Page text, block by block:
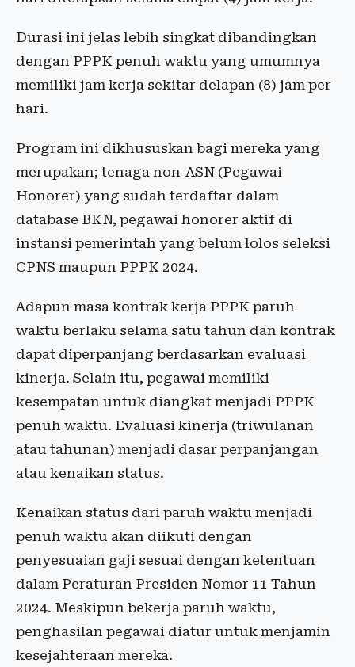
Durasi ini jelas lebih singkat dibandingkan
dengan PPPK penuh waktu yang umumnya
memiliki jam kerja sekitar delapan (8) jam per
hari.
Program ini dikhususkan bagi mereka yang
merupakan; tenaga non-ASN (Pegawai
Honorer) yang sudah terdaftar dalam
database BKN, pegawai honorer aktif di
instansi pemerintah yang belum lolos seleksi
CPNS maupun PPPK 2024.
Adapun masa kontrak kerja PPPK paruh
waktu berlaku selama satu tahun dan kontrak
dapat diperpanjang berdasarkan evaluasi
kinerja. Selain itu, pegawai memiliki
kesempatan untuk diangkat menjadi PPPK
penuh waktu. Evaluasi kinerja (triwulanan
atau tahunan) menjadi dasar perpanjangan
atau kenaikan status.
Kenaikan status dari paruh waktu menjadi
penuh waktu akan diikuti dengan
penyesuaian gaji sesuai dengan ketentuan
dalam Peraturan Presiden Nomor 11 Tahun
2024. Meskipun bekerja paruh waktu,
penghasilan pegawai diatur untuk menjamin
kesejahteraan mereka.